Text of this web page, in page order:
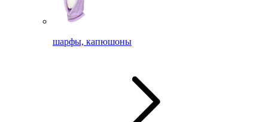
шарфы, капюшоны